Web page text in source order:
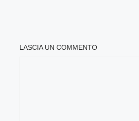
LASCIA UN COMMENTO